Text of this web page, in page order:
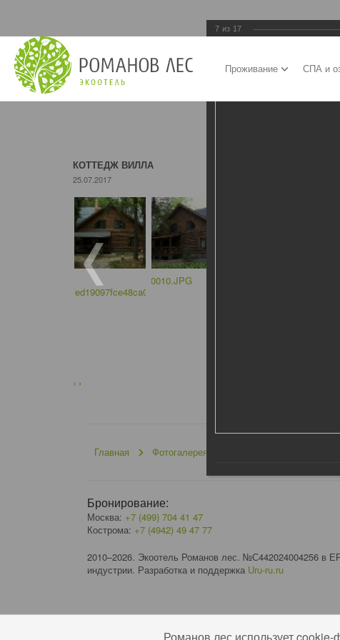
Проживание СПА и
КОТТЕДЖ ВИЛЛА
25.07.2017
‹ ›
Главная Фотогалерея
Бронирование:
Москва: +7 (499) 704 41 47
Кострома: +7 (4942) 49 47 77
2010–2026. Экоотель Романов лес. №С442024004256 в
индустрии. Разработка и поддержка Uru-ru.ru
7 из 17